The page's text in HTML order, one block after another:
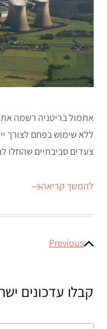
אתמול בריטניה רשמה
ללא שימוש בפחם לצורך
צעדים סביבתיים שהחלו
להמשך קריאה
ניווט
Previous
קבלו עדכונים